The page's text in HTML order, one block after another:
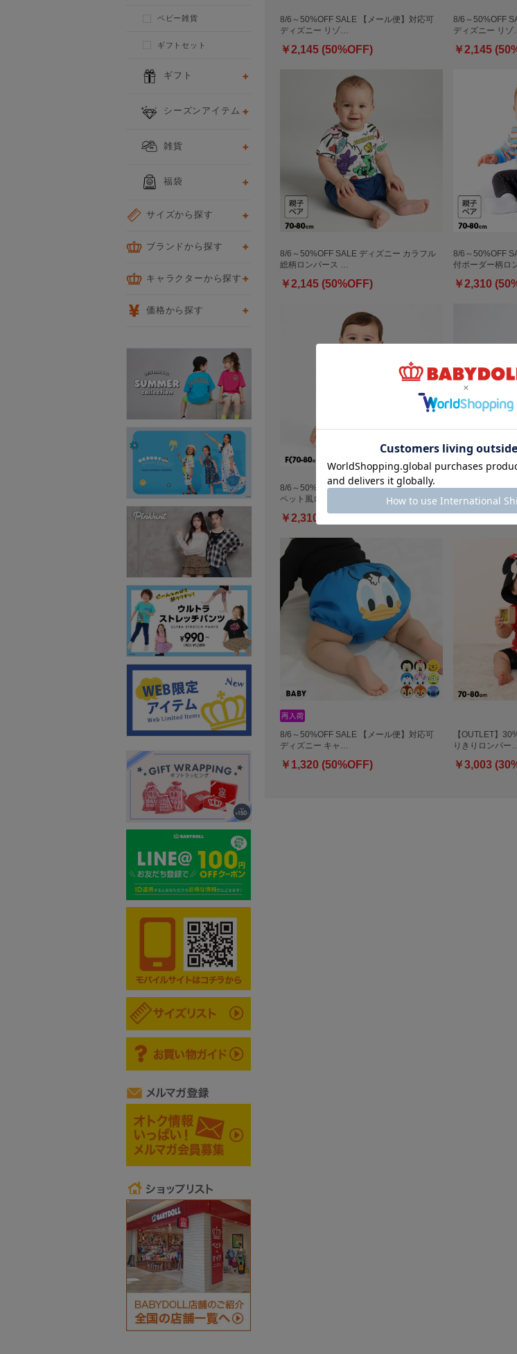
8/6～50%OFF SALE 【メール便】対応可
ディズニー リゾ…
￥2,145 (50%OFF)
8/6～50%OFF
ディズニー リゾ…
￥2,145
8/6～50%OFF SALE ディズニー カラフル
総柄ロンパース …
￥2,145 (50%OFF)
8/6～50%OFF
付ボーダー柄ロ
￥2,310
8/6～50%OFF SALE ディズニー 総柄サロ
ペット風ロンパー…
￥2,310 (50%OFF)
8/6～50%OFF
トーリー なり
8/6～50%OFF SALE 【メール便】対応可
ディズニー キャ…
￥1,320 (50%OFF)
【OUTLET】
りきりロンパー…
￥3,003
ベビー雑貨
ギフトセット
ギフト
シーズンアイテム
雑貨
福袋
サイズから探す
ブランドから探す
キャラクターから探す
価格から探す